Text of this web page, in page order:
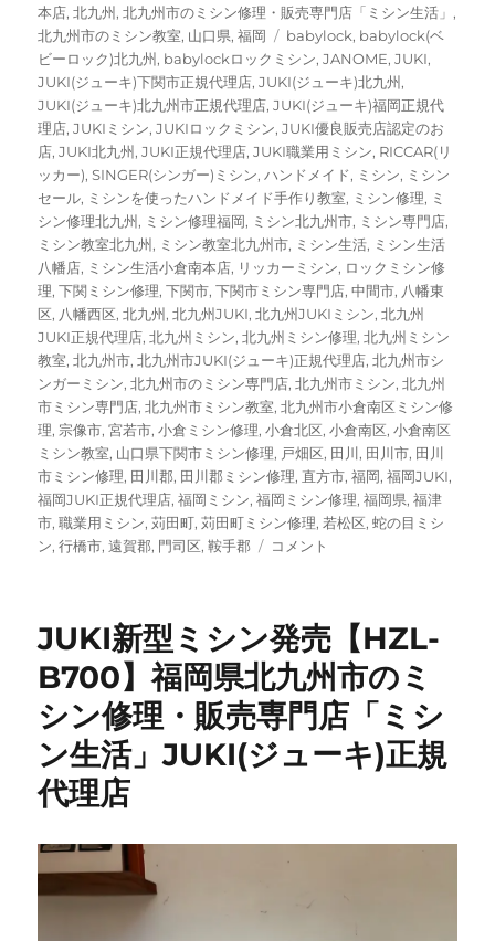
者
日:
ゴ
リ
ー
本店,北九州,北九州市のミシン修理・販売専門店「ミシン生活」,
北九州市のミシン教室, 山口県,福岡
タ
グ
babylock, babylock(ベ
ビーロック)北九州, babylockロックミシン,JANOME,JUKI,
JUKI(ジューキ)下関市正規代理店,JUKI(ジューキ)北九州,
JUKI(ジューキ)北九州市正規代理店,JUKI(ジューキ)福岡正規代
理店,JUKIミシン,JUKIロックミシン,JUKI優良販売店認定のお
店,JUKI北九州,JUKI正規代理店,JUKI職業用ミシン, RICCAR(リ
ッカー),SINGER(シンガー)ミシン,ハンドメイド, ミシン, ミシン
セール, ミシンを使ったハンドメイド手作り教室, ミシン修理, ミ
シン修理北九州, ミシン修理福岡, ミシン北九州市, ミシン専門店,
ミシン教室北九州, ミシン教室北九州市, ミシン生活, ミシン生活
八幡店, ミシン生活小倉南本店, リッカーミシン, ロックミシン修
理,下関ミシン修理,下関市,下関市ミシン専門店,中間市, 八幡東
区, 八幡西区,北九州,北九州JUKI,北九州JUKIミシン,北九州
JUKI正規代理店,北九州ミシン,北九州ミシン修理,北九州ミシン
教室,北九州市,北九州市JUKI(ジューキ)正規代理店,北九州市シ
ンガーミシン,北九州市のミシン専門店,北九州市ミシン,北九州
市ミシン専門店,北九州市ミシン教室,北九州市小倉南区ミシン修
理,宗像市,宮若市,小倉ミシン修理,小倉北区,小倉南区,小倉南区
ミシン教室, 山口県下関市ミシン修理, 戸畑区, 田川, 田川市, 田川
市ミシン修理, 田川郡, 田川郡ミシン修理, 直方市,福岡,福岡JUKI,
福岡JUKI正規代理店,福岡ミシン,福岡ミシン修理,福岡県,福津
市,職業用ミシン,苅田町,苅田町ミシン修理,若松区,蛇の目ミシ
ン,行橋市,遠賀郡, 門司区,鞍手郡
JUKI（ジ
家
用
ミ
シ
ン
修
コメント
JUKI新型ミシン発売【HZL-
B700】福岡県北九州市のミ
シン修理・販売専門店「ミシ
ン生活」JUKI(ジューキ)正規
代理店